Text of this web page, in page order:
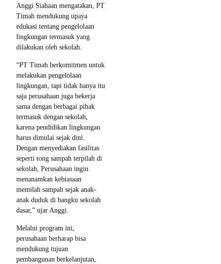
Anggi Siahaan mengatakan, PT
Timah mendukung upaya
edukasi tentang pengelolaan
lingkungan termasuk yang
dilakukan oleh sekolah.
“PT Timah berkomitmen untuk
melakukan pengelolaan
lingkungan, tapi tidak hanya itu
saja perusahaan juga bekerja
sama dengan berbagai pihak
termasuk dengan sekolah,
karena pendidikan lingkungan
harus dimulai sejak dini.
Dengan menyediakan fasilitas
seperti tong sampah terpilah di
sekolah, Perusahaan ingin
menanamkan kebiasaan
memilah sampah sejak anak-
anak duduk di bangku sekolah
dasar,” ujar Anggi.
Melalui program ini,
perusahaan berharap bisa
mendukung tujuan
pembangunan berkelanjutan,